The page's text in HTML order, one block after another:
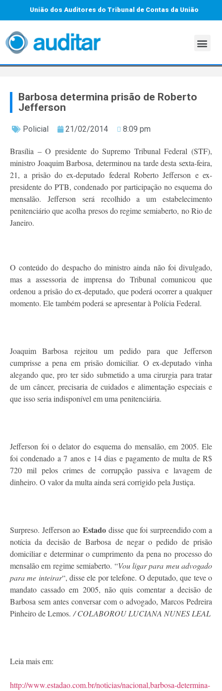
União dos Auditores do Tribunal de Contas da União
Barbosa determina prisão de Roberto
Jefferson
Policial 21/02/2014 8:09 pm
Brasília – O presidente do Supremo Tribunal Federal (STF),
ministro Joaquim Barbosa, determinou na tarde desta sexta-feira,
21, a prisão do ex-deputado federal Roberto Jefferson e ex-
presidente do PTB, condenado por participação no esquema do
mensalão. Jefferson será recolhido a um estabelecimento
penitenciário que acolha presos do regime semiaberto, no Rio de
Janeiro.
O conteúdo do despacho do ministro ainda não foi divulgado,
mas a assessoria de imprensa do Tribunal comunicou que
ordenou a prisão do ex-deputado, que poderá ocorrer a qualquer
momento. Ele também poderá se apresentar à Polícia Federal.
Joaquim Barbosa rejeitou um pedido para que Jefferson
cumprisse a pena em prisão domiciliar. O ex-deputado vinha
alegando que, pro ter sido submetido a uma cirurgia para tratar
de um câncer, precisaria de cuidados e alimentação especiais e
que isso seria indisponível em uma penitenciária.
Jefferson foi o delator do esquema do mensalão, em 2005. Ele
foi condenado a 7 anos e 14 dias e pagamento de multa de R$
720 mil pelos crimes de corrupção passiva e lavagem de
dinheiro. O valor da multa ainda será corrigido pela Justiça.
Surpreso. Jefferson ao Estadodisse que foi surpreendido com a
notícia da decisão de Barbosa de negar o pedido de prisão
domiciliar e determinar o cumprimento da pena no processo do
mensalão em regime semiaberto. “Vou ligar para meu advogado
para me inteirar“, disse ele por telefone. O deputado, que teve o
mandato cassado em 2005, não quis comentar a decisão de
Barbosa sem antes conversar com o advogado, Marcos Pedreira
Pinheiro de Lemos. / COLABOROU LUCIANA NUNES LEAL
Leia mais em:
http://www.estadao.com.br/noticias/nacional,barbosa-determina-